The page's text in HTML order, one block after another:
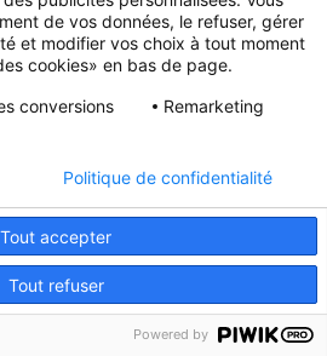
français des solutions de
les établissements scolaires et
de vos données, le refuser, gérer
et modifier vos choix à tout moment
cookies» en bas de page.
conversions
Remarketing
Tout accepter
Tout refuser
Politique de confidentialité
Powered by